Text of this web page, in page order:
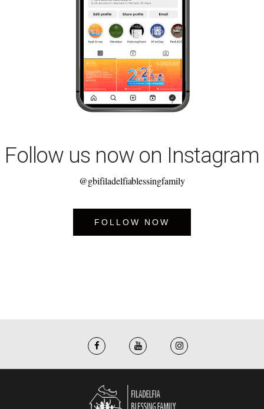
Follow us now on Instagram
@gbifiladelfiablessingfamily
FOLLOW NOW